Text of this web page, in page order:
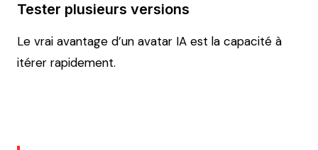
Tester plusieurs versions
Le vrai avantage d’un avatar IA est la capacité à
itérer rapidement.